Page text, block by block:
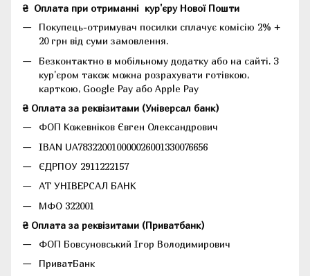
₴ Оплата при отриманні кур'єру Нової Пошти
Покупець-отримувач посилки сплачує комісію 2% +
20 грн від суми замовлення.
Безконтактно в мобільному додатку або на сайті. З
кур'єром також можна розрахувати готівкою,
карткою, Google Pay або Apple Pay
₴ Оплата за реквізитами (Універсал банк)
ФОП Кожевніков Євген Олександрович
IBAN UA783220010000026001330076656
ЄДРПОУ 2911222157
АТ УНІВЕРСАЛ БАНК
МФО 322001
₴ Оплата за реквізитами (Приватбанк)
ФОП Бовсуновський Ігор Володимирович
ПриватБанк